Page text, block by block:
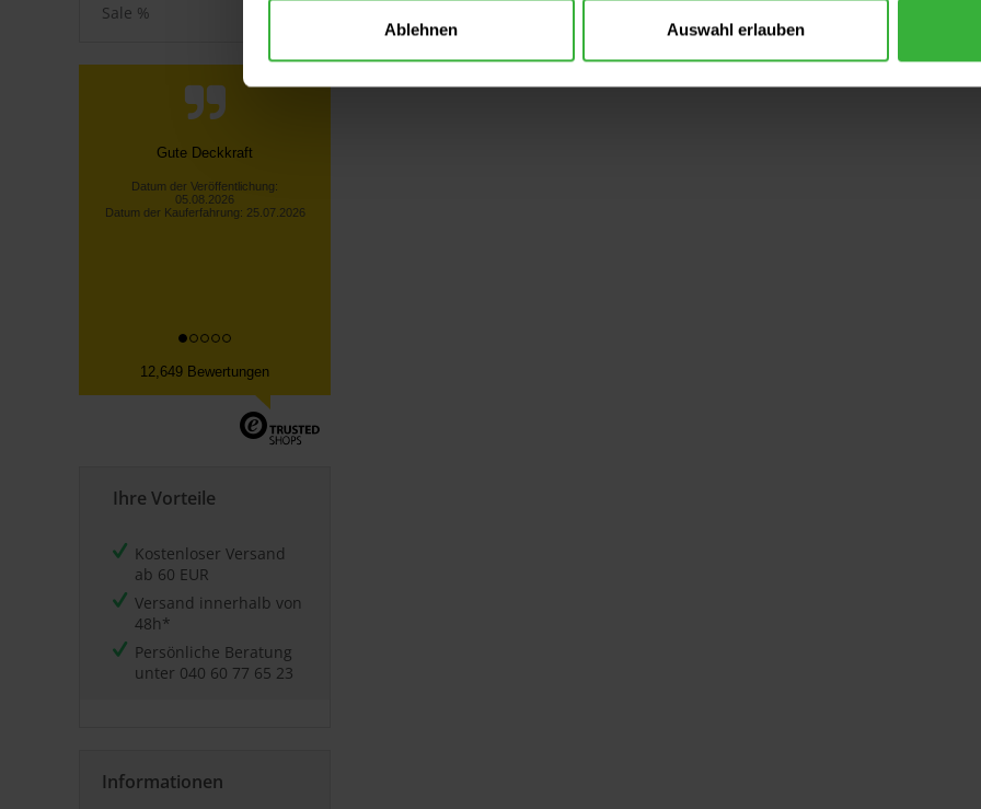
Ablehnen Auswahl erlauben
Sale %
Die Bestellung nach Österreich
ist es nicht einfach, Marken
Produ...
12,649 Bewertungen
Ihre Vorteile
Kostenloser Versand
ab 60 EUR
Versand innerhalb von
48h*
Persönliche Beratung
unter 040 60 77 65 23
Informationen